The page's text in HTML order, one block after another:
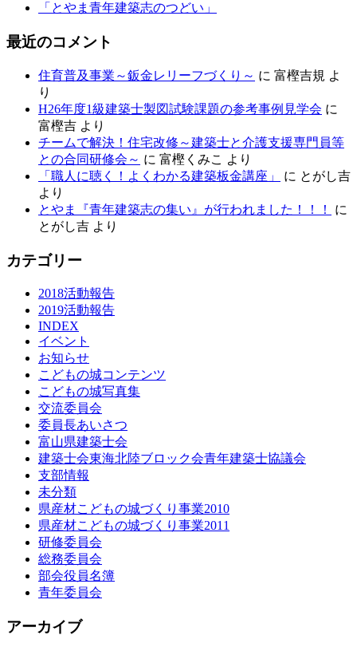
「とやま青年建築志のつどい」
最近のコメント
住育普及事業～鈑金レリーフづくり～ に 富樫吉規 よ
り
H26年度1級建築士製図試験課題の参考事例見学会 に
富樫吉 より
チームで解決！住宅改修～建築士と介護支援専門員等
との合同研修会～ に 富樫くみこ より
「職人に聴く！よくわかる建築板金講座」
に とがし吉
より
とやま『青年建築志の集い』が行われました！！！
に
とがし吉 より
カテゴリー
2018活動報告
2019活動報告
INDEX
イベント
お知らせ
こどもの城コンテンツ
こどもの城写真集
交流委員会
委員長あいさつ
富山県建築士会
建築士会東海北陸ブロック会青年建築士協議会
支部情報
未分類
県産材こどもの城づくり事業2010
県産材こどもの城づくり事業2011
研修委員会
総務委員会
部会役員名簿
青年委員会
アーカイブ